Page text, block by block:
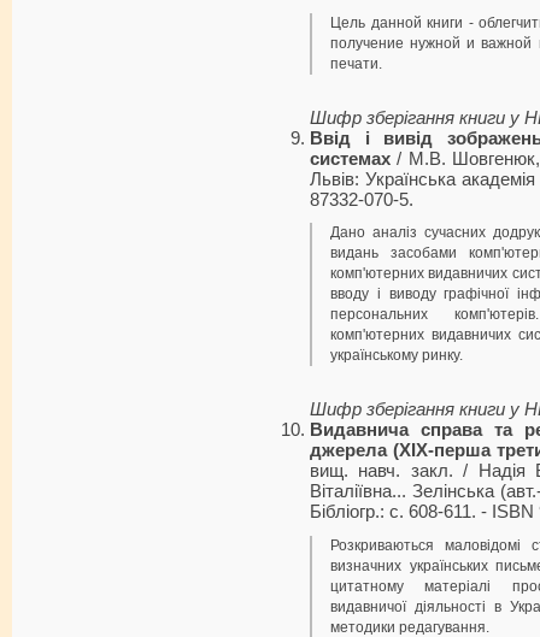
Цель данной книги -
получение нужной и
печати.
Шифр зберігання книги у
Ввід і вивід
системах / М.В. Шовгенюк,
Львів: Українська
87332-070-5.
Дано аналіз сучасних
видань засобами
комп'ютерних видавничих
вводу і виводу графічної
персональних
комп'ютерних видавничих
українському ринку.
Шифр зберігання книги у
Видавнича справа та
джерела (XIX-перша
вищ. навч. закл. / Надія
Віталіївна... Зелінська
Бібліогр.: с. 608-611. -
Розкриваються маловідомі
визначних українських
цитатному матеріалі
видавничої діяльності в
методики редагування.